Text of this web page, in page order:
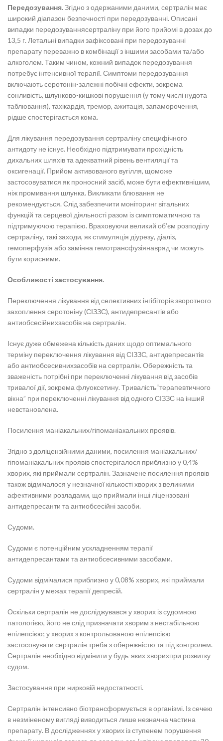
Передозування.Згідно з одержаними даними, сертралін має
широкий діапазон безпечності при передозуванні. Описані
випадки передозуваннясертраліну при його прийомі в дозах до
13,5 г. Летальні випадки зафіксовані при передозуванні
препарату переважно в комбінації з іншими засобами та/або
алкоголем. Таким чином, кожний випадок передозування
потребує інтенсивної терапії. Симптоми передозування
включають серотонін-залежні побічні ефекти, зокрема
сонливість, шлунково-кишкові порушення (у тому числі нудота
таблювання), тахікардія, тремор, ажитація, запаморочення,
рідше спостерігається кома.
Для лікування передозування сертраліну специфічного
антидоту не існує. Необхідно підтримувати прохідність
дихальних шляхів та адекватний рівень вентиляції та
оксигенації. Прийом активованого вугілля, щоможе
застосовуватися як проносний засіб, може бути ефективнішим,
ніж промивання шлунка. Викликати блювання не
рекомендується. Слід забезпечити моніторинг вітальних
функцій та серцевої діяльності разом із симптоматичною та
підтримуючою терапією. Враховуючи великий об’єм розподілу
сертраліну, такі заходи, як стимуляція діурезу, діаліз,
гемоперфузія або замінна гемотрансфузіянавряд чи можуть
бути корисними.
Особливості застосування.
Переключення лікування від селективних інгібіторів зворотного
захоплення серотоніну (СІЗЗС), антидепресантів або
антиобсесійнихзасобів на сертралін.
Існує дуже обмежена кількість даних щодо оптимального
терміну переключення лікування від СІЗЗС, антидепресантів
або антиобсесивнихзасобів на сертралін. Обережність та
зваженість потрібні при переключенні лікування від засобів
тривалої дії, зокрема флуоксетину. Тривалість“терапевтичного
вікна” при переключенні лікування від одного СІЗЗС на інший
невстановлена.
Посилення маніакальних/гіпоманіакальних проявів.
Згідно з доліцензійними даними, посилення маніакальних/
гіпоманіакальних проявів спостерігалося приблизно у 0,4%
хворих, які приймали сертралін. Зазначене посилення проявів
також відмічалося у незначної кількості хворих з великими
афективними розладами, що приймали інші ліцензовані
антидепресанти та антиобсесійні засоби.
Судоми.
Судоми є потенційним ускладненням терапії
антидепресантами та антиобсесивними засобами.
Судоми відмічалися приблизно у 0,08% хворих, які приймали
сертралін у межах терапії депресій.
Оскільки сертралін не досліджувався у хворих із судомною
патологією, його не слід призначати хворим з нестабільною
епілепсією; у хворих з контрольованою епілепсією
застосовувати сертралін треба з обережністю та під контролем.
Сертралін необхідно відмінити у будь-яких хворихпри розвитку
судом.
Застосування при нирковій недостатності.
Сертралін інтенсивно біотрансформується в організмі. Із сечею
в незміненому вигляді виводиться лише незначна частина
препарату. В дослідженнях у хворих із ступенем порушення